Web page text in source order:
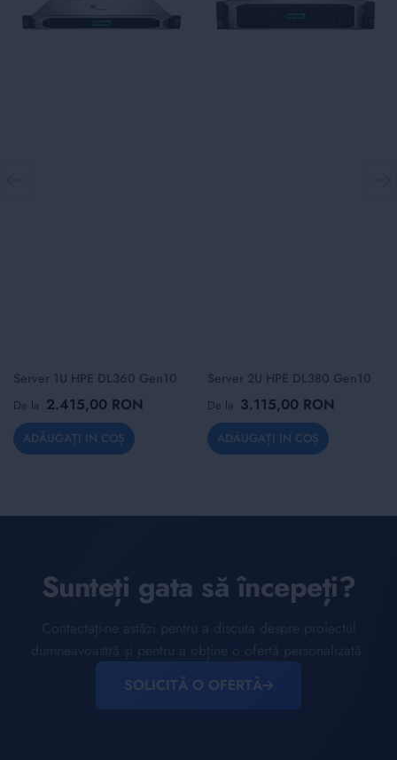
Server 1U HPE DL360 Gen10
De la 2.415,00 RON
ADĂUGAȚI IN COȘ
Server 2U HPE DL380 Gen10
De la 3.115,00 RON
ADĂUGAȚI IN COȘ
Sunteți gata să începeți?
SOLICITĂ O OFERTĂ